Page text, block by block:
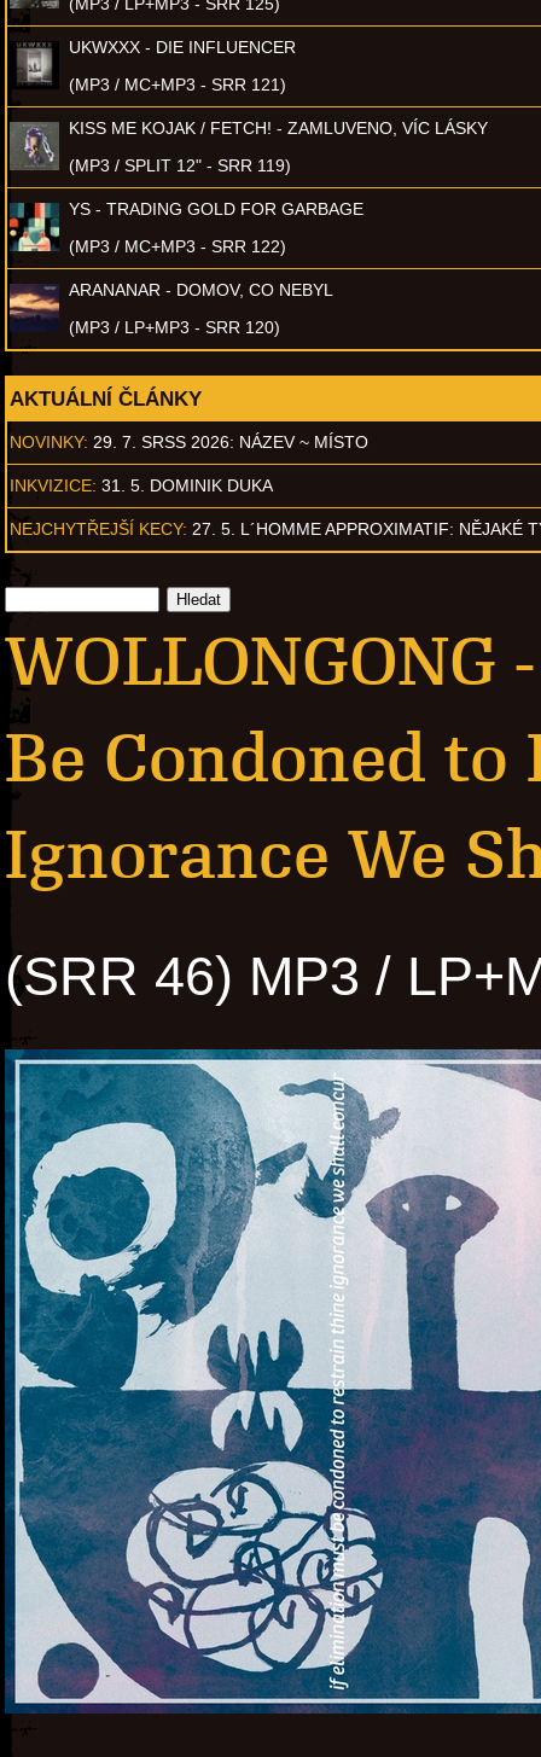
UKWXXX - DIE INFLUENCER
(MP3 / MC+MP3 - SRR 121)
KISS ME KOJAK / FETCH! - ZAMLUVENO, VÍC LÁSKY
(MP3 / SPLIT 12" - SRR 119)
YS - TRADING GOLD FOR GARBAGE
(MP3 / MC+MP3 - SRR 122)
ARANANAR - DOMOV, CO NEBYL
(MP3 / LP+MP3 - SRR 120)
AKTUÁLNÍ ČLÁNKY
NOVINKY: 29. 7. SRSS 2026: NÁZEV ~ MÍSTO
INKVIZICE: 31. 5. DOMINIK DUKA
NEJCHYTŘEJŠÍ KECY: 27. 5. L´HOMME APPROXIMATIF: NĚJAKÉ
Be Condoned
Ignorance We
(SRR 46) MP3 /